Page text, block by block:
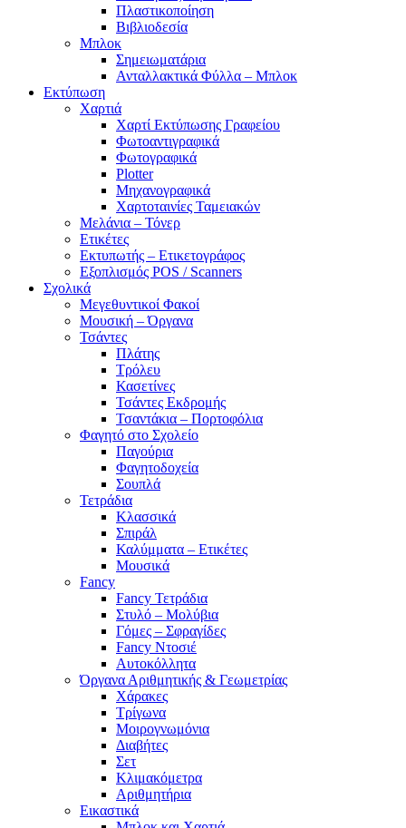
Πλαστικοποίηση
Βιβλιοδεσία
Μπλοκ
Σημειωματάρια
Ανταλλακτικά Φύλλα – Μπλοκ
Εκτύπωση
Χαρτιά
Χαρτί Εκτύπωσης Γραφείου
Φωτοαντιγραφικά
Φωτογραφικά
Plotter
Μηχανογραφικά
Χαρτοταινίες Ταμειακών
Μελάνια – Τόνερ
Ετικέτες
Εκτυπωτής – Ετικετογράφος
Εξοπλισμός POS / Scanners
Σχολικά
Μεγεθυντικοί Φακοί
Μουσική – Όργανα
Τσάντες
Πλάτης
Τρόλευ
Κασετίνες
Τσάντες Εκδρομής
Τσαντάκια – Πορτοφόλια
Φαγητό στο Σχολείο
Παγούρια
Φαγητοδοχεία
Σουπλά
Τετράδια
Κλασσικά
Σπιράλ
Καλύμματα – Ετικέτες
Μουσικά
Fancy
Fancy Τετράδια
Στυλό – Μολύβια
Γόμες – Σφραγίδες
Fancy Ντοσιέ
Αυτοκόλλητα
Όργανα Αριθμητικής & Γεωμετρίας
Χάρακες
Τρίγωνα
Mοιρογνωμόνια
Διαβήτες
Σετ
Κλιμακόμετρα
Αριθμητήρια
Εικαστικά